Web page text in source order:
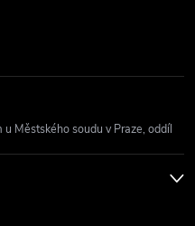
Městského soudu v Praze, oddíl